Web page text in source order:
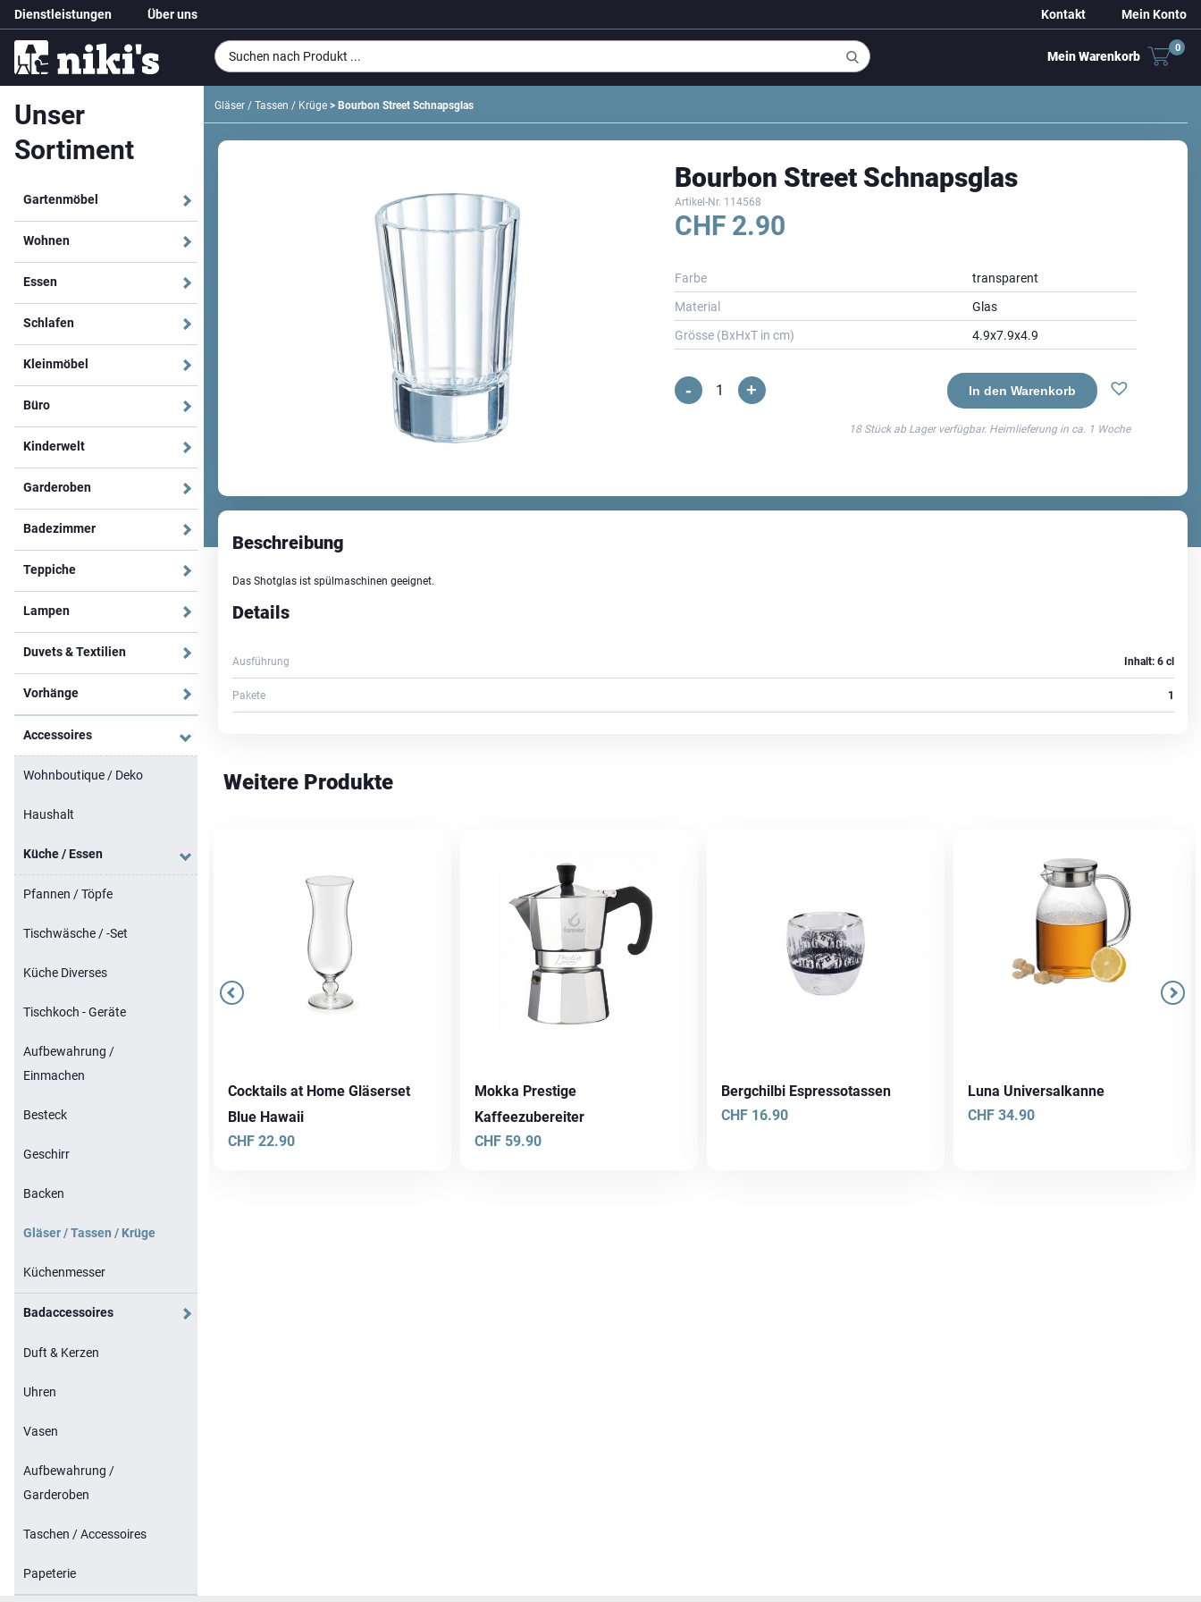
Dienstleistungen Über uns Kontakt Mein Konto
Mein Warenkorb
0
Unser
Sortiment
Gartenmöbel
Wohnen
Essen
Schlafen
Kleinmöbel
Büro
Kinderwelt
Garderoben
Badezimmer
Teppiche
Lampen
Duvets & Textilien
Vorhänge
Accessoires
Wohnboutique / Deko
Haushalt
Küche / Essen
Pfannen / Töpfe
Tischwäsche / -Set
Küche Diverses
Tischkoch - Geräte
Aufbewahrung /
Einmachen
Besteck
Geschirr
Backen
Gläser / Tassen / Krüge
Küchenmesser
Badaccessoires
Duft & Kerzen
Uhren
Vasen
Aufbewahrung /
Garderoben
Taschen / Accessoires
Papeterie
Gläser / Tassen / Krüge > Bourbon Street Schnapsglas
Bourbon Street Schnapsglas
Artikel-Nr. 114568
CHF2.90
Farbe
transparent
Material
Glas
Grösse (BxHxT in cm)
4.9x7.9x4.9
-
Bourbon
+ In den Warenkorb
18 Stück ab Lager verfügbar. Heimlieferung in ca. 1 Woche
Beschreibung
Das Shotglas ist spülmaschinen geeignet.
Details
Ausführung Inhalt: 6 cl
Pakete 1
Weitere Produkte
cm
Cocktails at Home Gläserset
Blue Hawaii
CHF 22.90
Mokka Prestige
Kaffeezubereiter
CHF 59.90
Bergchilbi Espressotassen
CHF 16.90
Luna Universalkanne
CHF 34.90